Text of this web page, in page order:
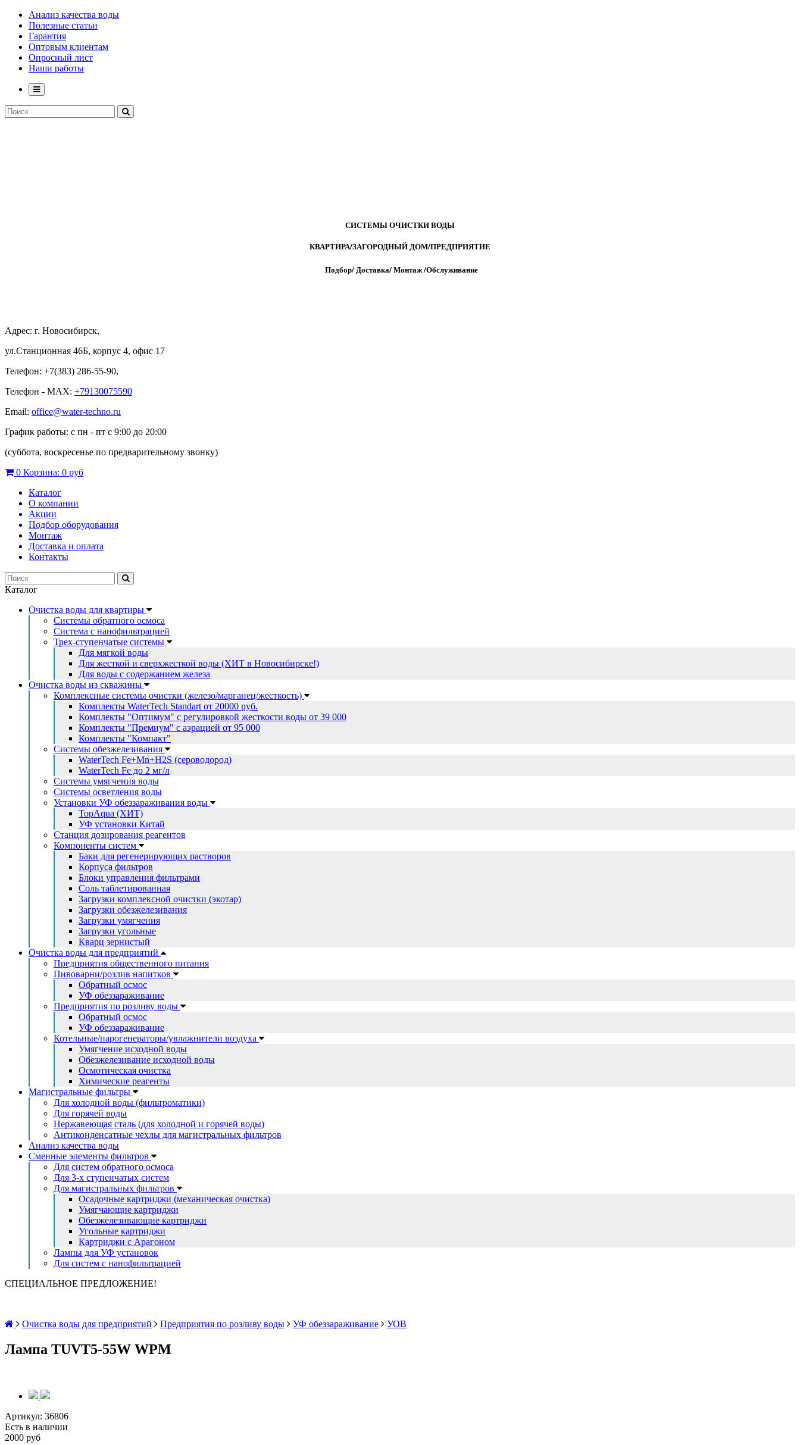
Анализ качества воды
Полезные статьи
Гарантия
Оптовым клиентам
Опросный лист
Наши работы
СИСТЕМЫ ОЧИСТКИ ВОДЫ
КВАРТИРА/ЗАГОРОДНЫЙ ДОМ/ПРЕДПРИЯТИЕ
Подбор/Доставка/Монтаж/Обслуживание
Адрес: г. Новосибирск,
ул.Станционная 46Б, корпус 4, офис 17
Телефон: +7(383) 286-55-90,
Телефон - MAX: +79130075590
Email: office@water-techno.ru
График работы: с пн - пт с 9:00 до 20:00
(суббота, воскресенье по предварительному звонку)
0 Корзина: 0 руб
Каталог
О компании
Акции
Подбор оборудования
Монтаж
Доставка и оплата
Контакты
Каталог
Очистка воды для квартиры
Системы обратного осмоса
Система с нанофильтрацией
Трех-ступенчатые системы
Для мягкой воды
Для жесткой и сверхжесткой воды (ХИТ в Новосибирске!)
Для воды с содержанием железа
Очистка воды из скважины
Комплексные системы очистки (железо/марганец/жесткость)
Комплекты WaterTech Standart от 20000 руб.
Комплекты "Оптимум" с регулировкой жесткости воды от 39 000
Комплекты "Премиум" с аэрацией от 95 000
Комплекты "Компакт"
Системы обезжелезивания
WaterTech Fe+Mn+H2S (сероводород)
WaterTech Fe до 2 мг/л
Системы умягчения воды
Системы осветления воды
Установки УФ обеззараживания воды
TopAqua (ХИТ)
УФ установки Китай
Станция дозирования реагентов
Компоненты систем
Баки для регенерирующих растворов
Корпуса фильтров
Блоки управления фильтрами
Соль таблетированная
Загрузки комплексной очистки (экотар)
Загрузки обезжелезивания
Загрузки умягчения
Загрузки угольные
Кварц зернистый
Очистка воды для предприятий
Предприятия общественного питания
Пивоварни/розлив напитков
Обратный осмос
УФ обеззараживание
Предприятия по розливу воды
Обратный осмос
УФ обеззараживание
Котельные/парогенераторы/увлажнители воздуха
Умягчение исходной воды
Обезжелезивание исходной воды
Осмотическая очистка
Химические реагенты
Магистральные фильтры
Для холодной воды (фильтроматики)
Для горячей воды
Нержавеющая сталь (для холодной и горячей воды)
Антиконденсатные чехлы для магистральных фильтров
Анализ качества воды
Сменные элементы фильтров
Для систем обратного осмоса
Для 3-х ступенчатых систем
Для магистральных фильтров
Осадочные картриджи (механическая очистка)
Умягчающие картриджи
Обезжелезивающие картриджи
Угольные картриджи
Картриджи с Арагоном
Лампы для УФ установок
Для систем с нанофильтрацией
СПЕЦИАЛЬНОЕ ПРЕДЛОЖЕНИЕ!
Очистка воды для предприятий Предприятия по розливу воды УФ обеззараживание УОВ
Лампа TUVT5-55W WPM
Артикул: 36806
Есть в наличии
2000 руб